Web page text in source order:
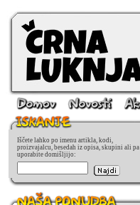
Iščete lahko po imenu artikla, kodi,
proizvajalcu, besedah iz opisa, skupini ali pa
uporabite domišljijo: